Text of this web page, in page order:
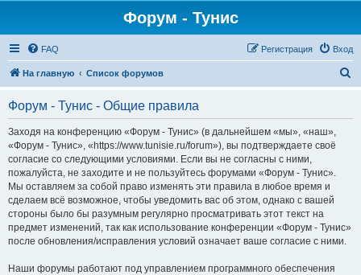
Форум - Тунис
FAQ Вход
Регистрация
На главную Список форумов
Форум - Тунис - Общие правила
Заходя на конференцию «Форум - Тунис» (в дальнейшем «мы», «наш»,
«Форум - Тунис», «https://www.tunisie.ru/forum»), вы подтверждаете своё
согласие со следующими условиями. Если вы не согласны с ними,
пожалуйста, не заходите и не пользуйтесь форумами «Форум - Тунис».
Мы оставляем за собой право изменять эти правила в любое время и
сделаем всё возможное, чтобы уведомить вас об этом, однако с вашей
стороны было бы разумным регулярно просматривать этот текст на
предмет изменений, так как использование конференции «Форум - Тунис»
после обновления/исправления условий означает ваше согласие с ними.
Наши форумы работают под управлением программного обеспечения